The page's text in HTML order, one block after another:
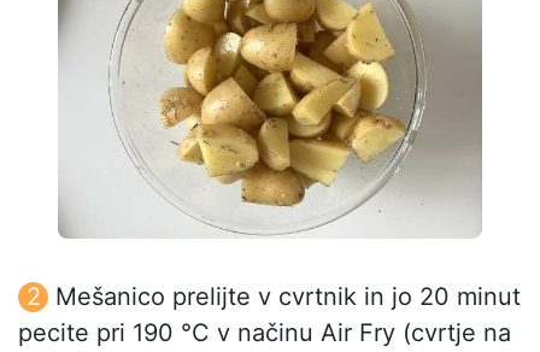
Mešanico prelijte v cvrtnik in jo 20 minut
pecite pri 190 °C v načinu Air Fry (cvrtje na